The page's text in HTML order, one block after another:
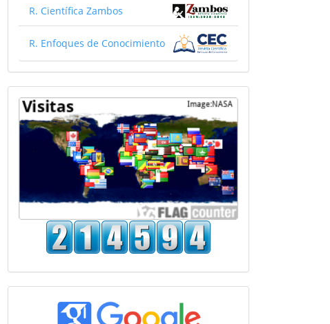
R. Científica Zambos
R. Enfoques de Conocimiento
Mapa